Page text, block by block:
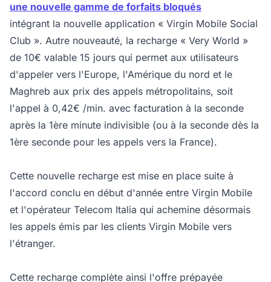
une nouvelle gamme de forfaits bloqués
intégrant la nouvelle application « Virgin Mobile Social
Club ». Autre nouveauté, la recharge « Very World »
de 10€ valable 15 jours qui permet aux utilisateurs
d'appeler vers l'Europe, l'Amérique du nord et le
Maghreb aux prix des appels métropolitains, soit
l'appel à 0,42€ /min. avec facturation à la seconde
après la 1ère minute indivisible (ou à la seconde dès la
1ère seconde pour les appels vers la France).
Cette nouvelle recharge est mise en place suite à
l'accord conclu en début d'année entre Virgin Mobile
et l'opérateur Telecom Italia qui achemine désormais
les appels émis par les clients Virgin Mobile vers
l'étranger.
Cette recharge complète ainsi l'offre prépayée